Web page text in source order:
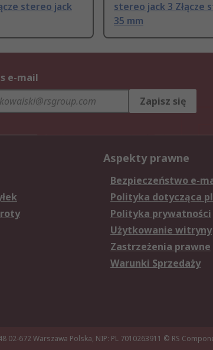
stereo jack
stereo jack 3 Złącze
35 mm
e-mail
Zapisz się
Aspekty prawne
Bezpieczeństwo e-
Polityka dotycząca
Polityka prywatności
Użytkowanie witryny
Zastrzeżenia prawne
Warunki Sprzedaży
02-672 Warszawa Polska, NIP: PL 7010263911 © RS